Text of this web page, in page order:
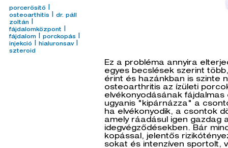
porcerősítő |
osteoarthitis | dr. páll
zoltán |
fájdalomközpont |
fájdalom | porckopás |
injekció | hialuronsav|
szteroid
Ez a probléma annyira
egyes becslések szerint
érint és hazánkban is szinte
osteoarthritis az ízületi
elvékonyodásának
ugyanis "kipárnázza" a
ha elvékonyodik, a csontok
amely ráadásul igen gazdag
idegvégződésekben. Bár
kopással, jelentős
sokat és intenzíven sportolt,